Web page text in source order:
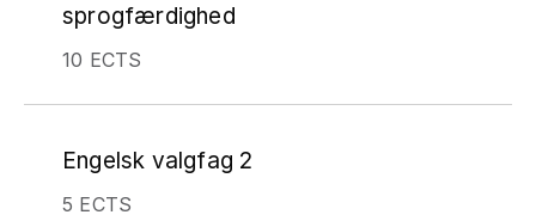
sprogfærdighed
10 ECTS
Engelsk valgfag 2
5 ECTS